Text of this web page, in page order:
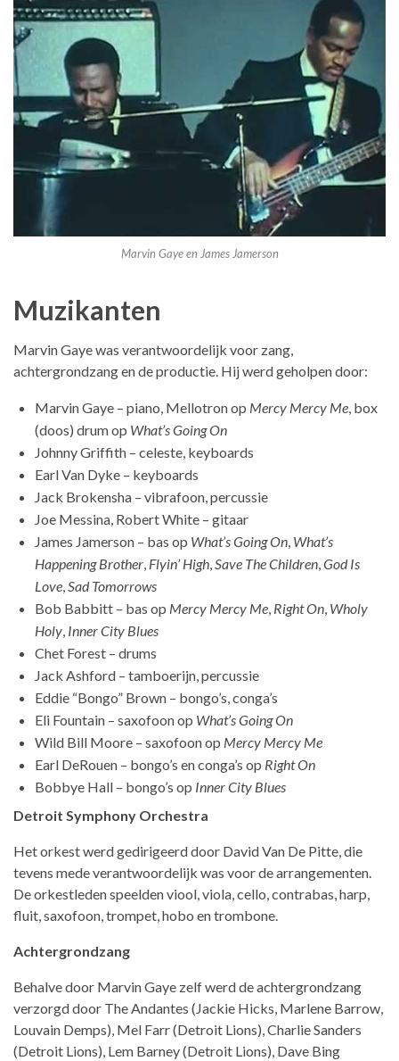
Marvin Gaye en James Jamerson
Muzikanten
Marvin Gaye was verantwoordelijk voor zang,
achtergrondzang en de productie. Hij werd geholpen door:
Marvin Gaye – piano, Mellotron op Mercy Mercy Me, box
(doos) drum op What’s Going On
Johnny Griffith – celeste, keyboards
Earl Van Dyke – keyboards
Jack Brokensha – vibrafoon, percussie
Joe Messina, Robert White – gitaar
James Jamerson – bas op What’s Going On, What’s
Happening Brother, Flyin’ High,Save The Children,God Is
Love,Sad Tomorrows
Bob Babbitt – bas op Mercy Mercy Me, Right On, Wholy
Holy, Inner City Blues
Chet Forest – drums
Jack Ashford – tamboerijn, percussie
Eddie “Bongo” Brown – bongo’s, conga’s
Eli Fountain – saxofoon op What’s Going On
Wild Bill Moore – saxofoon op Mercy Mercy Me
Earl DeRouen – bongo’s en conga’s op Right On
Bobbye Hall – bongo’s op Inner City Blues
Detroit Symphony Orchestra
Het orkest werd gedirigeerd door David Van De Pitte, die
tevens mede verantwoordelijk was voor de arrangementen.
De orkestleden speelden viool, viola, cello, contrabas, harp,
fluit, saxofoon, trompet, hobo en trombone.
Achtergrondzang
Behalve door Marvin Gaye zelf werd de achtergrondzang
verzorgd door The Andantes (Jackie Hicks, Marlene Barrow,
Louvain Demps), Mel Farr (Detroit Lions), Charlie Sanders
(Detroit Lions), Lem Barney (Detroit Lions), Dave Bing